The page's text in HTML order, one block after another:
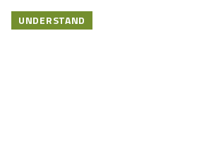
UNDERSTAND